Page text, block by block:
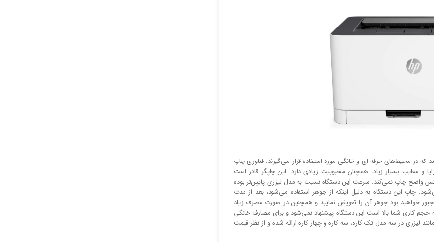
که در محیط‌های حرفه ای و خانگی مورد استفاده قرار می‌گیرند. فناوری چاپ
امروزه به دلیل مزایا و معایب بسیار زیاد، همچنان محبوبیت زیادی دارد. این چاپگر قادر است
عکس واضح چاپ نمی‌کند. سرعت این دستگاه نسبت به مدل لیزری پایین‌تر بوده
چاپ این دستگاه به دلیل اینکه از جوهر استفاده می‌شود، بعد از مدت
خواهید بود جوهر آن را تعویض نمایید و همچنین در صورت مصرف زیاد
کاری شما بالا است این دستگاه پیشنهاد نمی‌شود و برای مصارف خانگی
لیزری در سه مدل تک کاره، سه کاره و چهار کاره ارائه شده و از نظر قیمت